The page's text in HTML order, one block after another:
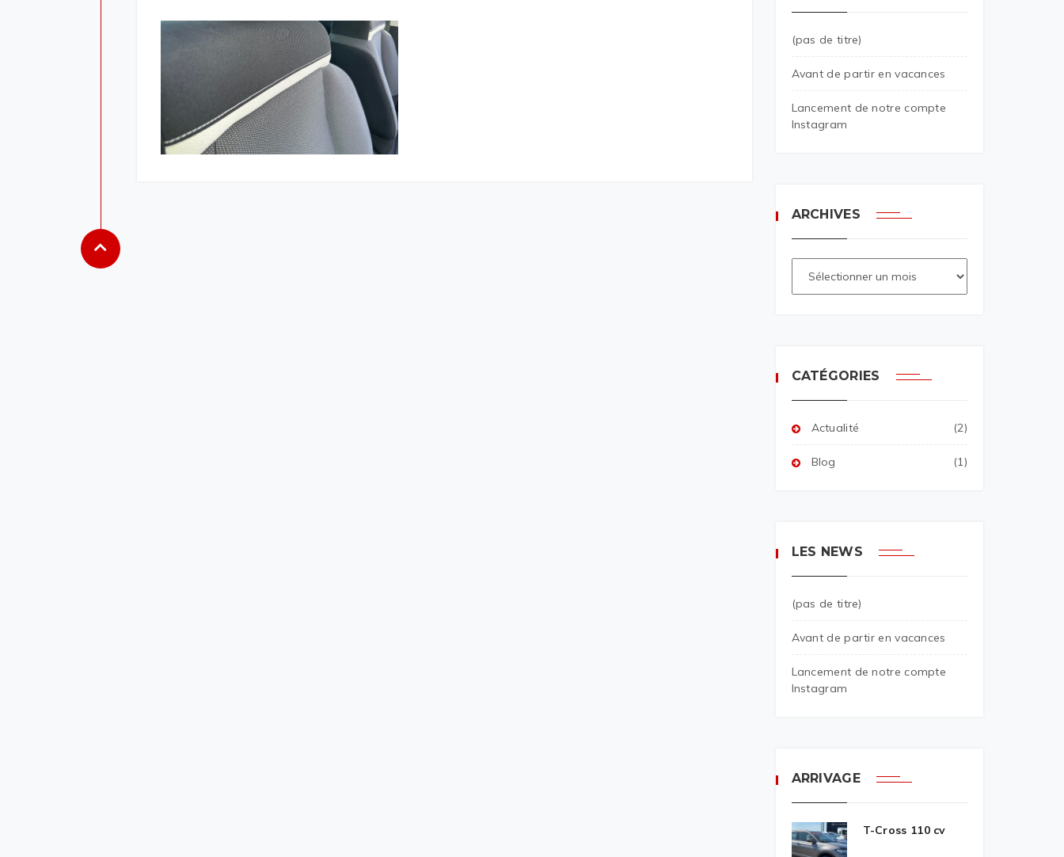
(pas de titre)
Avant de partir en vacances
Lancement de notre compte
Instagram
ARCHIVES
CATÉGORIES
Actualité (2)
Blog (1)
LES NEWS
(pas de titre)
Avant de partir en vacances
Lancement de notre compte
Instagram
ARRIVAGE
T-Cross 110 cv